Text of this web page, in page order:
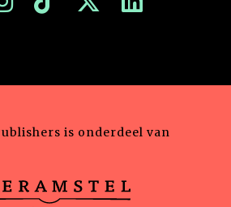
is onderdeel van